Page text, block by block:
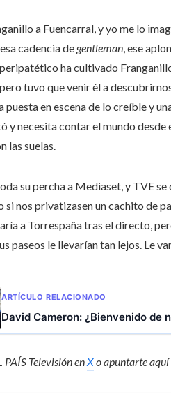
a Fuencarral, y yo me lo
cadencia de gentleman, ese
ha cultivado
tuvo que venir él a
puesta en escena de lo creíble y
y necesita contar el mundo
las suelas.
su percha a Mediaset, y TVE
si nos privatizasen un cachito de
a Torrespaña tras el directo,
paseos le llevarían tan lejos. Le
ARTÍCULO RELACIONADO
David Cameron: ¿Bienvenido de
PAÍS Televisión enXo apuntarte